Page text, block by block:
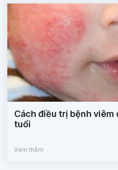
Cách điều trị bệnh viêm
tuổi
Xem thêm